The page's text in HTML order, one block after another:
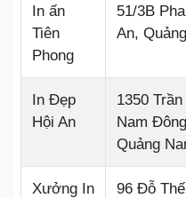
In ấn
Tiên
Phong
51/3B
An,
In Đẹp
Hội An
1350
Nam
Quảng
Xưởng In
96 Đỗ